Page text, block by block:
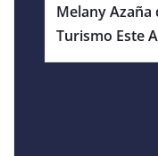
Melany Azaña
Turismo Este